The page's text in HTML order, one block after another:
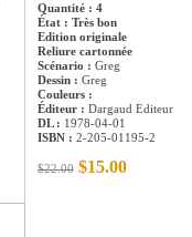
Quantité : 4
État : Très bon
Edition originale
Reliure cartonnée
Scénario : Greg
Dessin : Greg
Couleurs :
Éditeur : Dargaud Editeur
DL : 1978-04-01
ISBN : 2-205-01195-2
$22.00 $15.00